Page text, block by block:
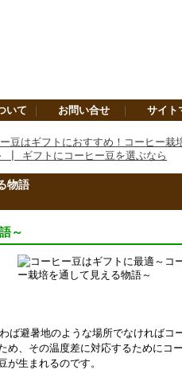
いて お問い合せ サイト
豆はギフトにおすすめ！コーヒー栽
| ギフトにコーヒー豆を選ぶなら
物語
～
ば避暑地のような場所でなければコ
め、その温度差に対応するためにコ
が生まれるのです。